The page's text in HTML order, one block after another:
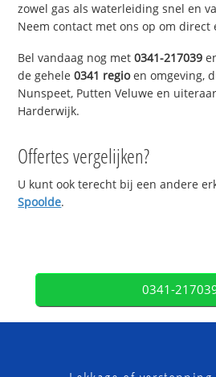
zowel gas als waterleiding snel en
Neem contact met ons op om direct
Bel vandaag nog met0341-217039
de gehele0341 regioen omgeving,
Nunspeet, Putten Veluwe en
Harderwijk.
Offertes vergelijken?
U kunt ook terecht bij een andere
Spoolde.
0341-